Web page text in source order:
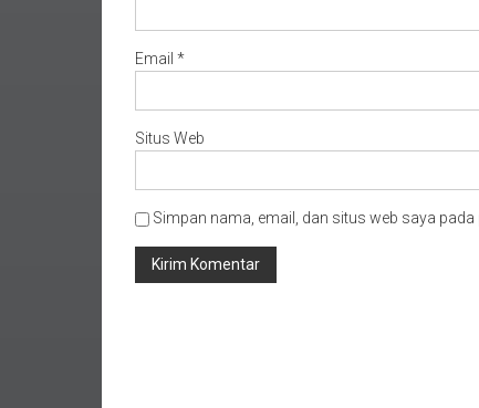
Email *
Situs Web
Simpan nama, email, dan situs web saya